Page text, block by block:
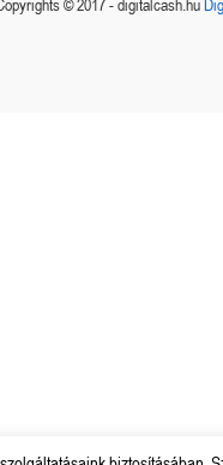
© 2017 - digitalcash.hu